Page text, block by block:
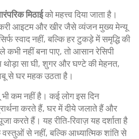
मिठाईको महत्त्व दिया जाता है।
आइटम और खीर जैसे व्यंजन मुख्य मेन्यू
स्वाद नहीं, बल्कि हर टुकड़े में समृद्धि की
नहीं बना पाए, तो आसान रेसिपी
सा घी, शुगर और घण्टे की मेहनत,
से घर महक उठता है।
कम नहीं है। कई लोग इस दिन
करते हैं, घर में दीये जलाते हैं और
करते हैं। यह रीति‑रिवाज़ यह दर्शाता है
वस्तुओं से नहीं, बल्कि आध्यात्मिक शांति से